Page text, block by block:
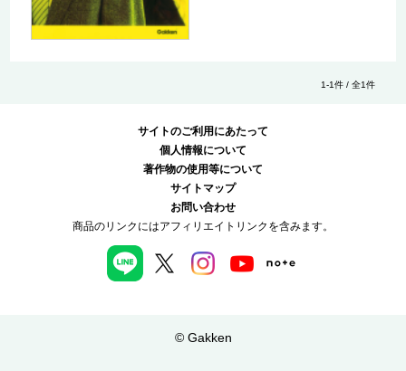
1-1件 / 全1件
サイトのご利用にあたって
個人情報について
著作物の使用等について
サイトマップ
お問い合わせ
商品のリンクにはアフィリエイトリンクを含みます。
© Gakken